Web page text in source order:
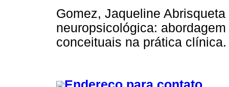
Gomez, Jaqueline
neuropsicológica:
conceituais na prática